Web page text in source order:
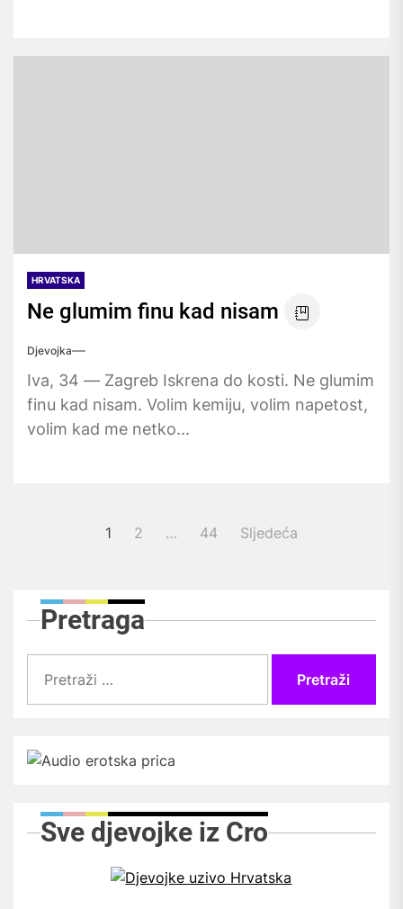
HRVATSKA
Ne glumim finu kad nisam
Djevojka
Iva, 34 — Zagreb Iskrena do kosti. Ne glumim
finu kad nisam. Volim kemiju, volim napetost,
volim kad me netko...
1 2 … 44 Sljedeća
Pretraga
Sve djevojke iz Cro